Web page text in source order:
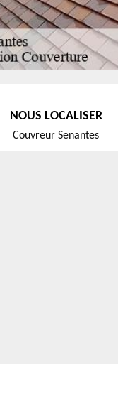
NOUS LOCALISER
Couvreur Senantes